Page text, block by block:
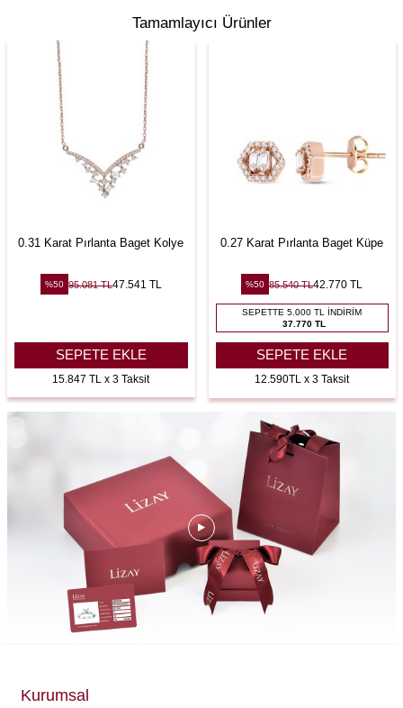
Tamamlayıcı Ürünler
0.31 Karat Pırlanta Baget Kolye
%50 95.081TL47.541 TL
SEPETE EKLE
15.847 TL x 3 Taksit
0.27 Karat Pırlanta Baget Küpe
%50 85.540TL42.770 TL
SEPETTE 5.000 TL İNDIRIM
37.770 TL
SEPETE EKLE
12.590TL x 3 Taksit
Kurumsal